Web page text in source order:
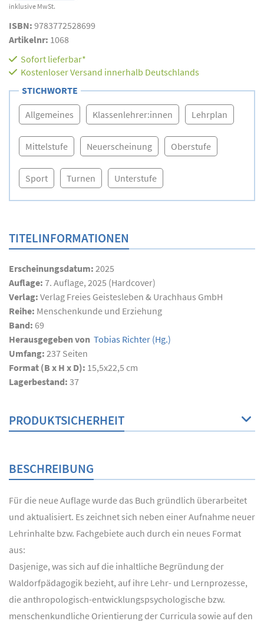
inklusive MwSt.
ISBN: 9783772528699
Artikelnr: 1068
Sofort lieferbar*
Kostenloser Versand innerhalb Deutschlands
STICHWORTE
Allgemeines Klassenlehrer:innen Lehrplan
Mittelstufe Neuerscheinung Oberstufe
Sport Turnen Unterstufe
TITELINFORMATIONEN
Erscheinungsdatum: 2025
Auflage: 7. Auflage, 2025 (Hardcover)
Verlag: Verlag Freies Geistesleben & Urachhaus GmbH
Reihe: Menschenkunde und Erziehung
Band: 69
Herausgegeben von Tobias Richter (Hg.)
Umfang: 237 Seiten
Format (B x H x D): 15,5x22,5 cm
Lagerbestand: 37
PRODUKTSICHERHEIT
BESCHREIBUNG
Für die neue Auflage wurde das Buch gründlich überarbeitet
und aktualisiert. Es zeichnet sich neben einer Aufnahme neuer
Lehrinhalte bzw. Fachgebiete auch durch ein neues Format
aus:
Dasjenige, was sich auf die inhaltliche Begründung der
Waldorfpädagogik bezieht, auf ihre Lehr- und Lernprozesse,
die anthropologisch-entwicklungspsychologische bzw.
menschenkundliche Orientierung der Curricula sowie auf den